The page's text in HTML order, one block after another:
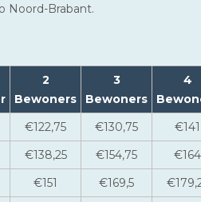
Noord-Brabant.
2
Bewoners
3
Bewoners
4
€122,75 €130,75
€141
€138,25 €154,75
€164
€151 €169,5